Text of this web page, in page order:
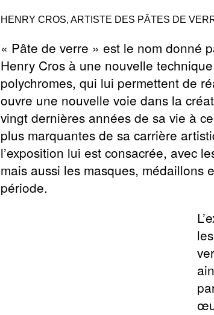
HENRY CROS, ARTISTE DES PÂTES DE
« Pâte de verre » est le nom donné
Henry Cros à une nouvelle
polychromes, qui lui permettent de
ouvre une nouvelle voie dans la
vingt dernières années de sa vie à
plus marquantes de sa carrière
l’exposition lui est consacrée, avec
mais aussi les masques, médaillons
période.